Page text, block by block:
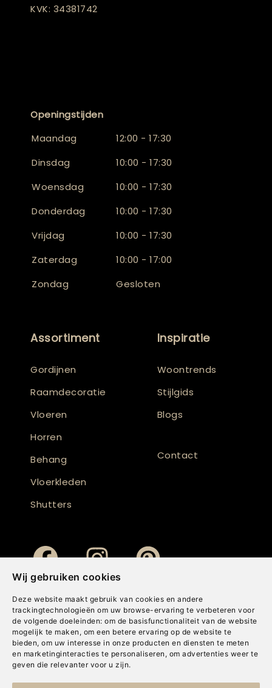
Wij gebruiken cookies
Deze website maakt gebruik van cookies en andere
trackingtechnologieën om uw browse-ervaring te verbeteren voor
de volgende doeleinden: om de basisfunctionaliteit van de website
mogelijk te maken , om een betere ervaring op de website te
bieden, om uw interesse in onze producten en diensten te meten
en marketinginteracties te personaliseren , om advertenties weer te
geven die relevanter voor u zijn.
KVK: 34381742
Openingstijden
Maandag
12:00 - 17:30
Dinsdag
10:00 - 17:30
Woensdag
10:00 - 17:30
Donderdag
10:00 - 17:30
Vrijdag
10:00 - 17:30
Zaterdag
10:00 - 17:00
Zondag
Gesloten
Assortiment
Gordijnen
Raamdecoratie
Vloeren
Horren
Behang
Vloerkleden
Shutters
Inspiratie
Woontrends
Stijlgids
Blogs
Contact